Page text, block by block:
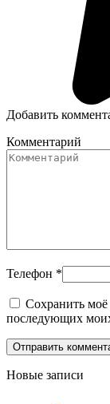
Добавить
Комментарий
Телефон *
Сохранить моё
последующих
Новые записи